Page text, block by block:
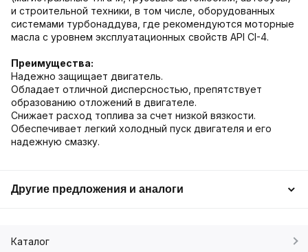
и строительной техники, в том числе, оборудованных
системами турбонаддува, где рекомендуются моторные
масла с уровнем эксплуатационных свойств API CI-4.
Преимущества:
Надежно защищает двигатель.
Обладает отличной дисперсностью, препятствует
образованию отложений в двигателе.
Снижает расход топлива за счет низкой вязкости.
Обеспечивает легкий холодный пуск двигателя и его
надежную смазку.
Другие предложения и аналоги
Каталог